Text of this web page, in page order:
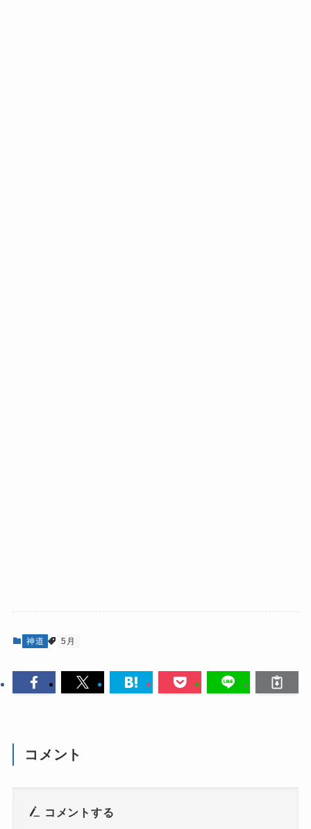
神道 5月
コメント
コメントする